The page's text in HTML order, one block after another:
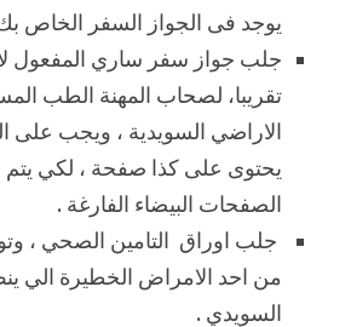
يوجد فى الجواز السفر الخاص
تقريبا، لصحاب المهنة الطب
الاراضي السويدية ، ويجب على
يحتوى على كذا صفحة ، لكي
الصفحات البيضاء الفارغة .
جلب اوراق التامين الصحي ،
من احد الامراض الخطيرة الي
السويدي .